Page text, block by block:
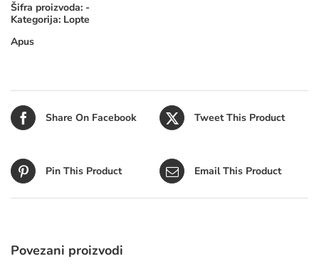
Šifra proizvoda: -
Kategorija: Lopte
Apus
Share On Facebook Tweet This Product
Pin This Product Email This Product
Povezani proizvodi